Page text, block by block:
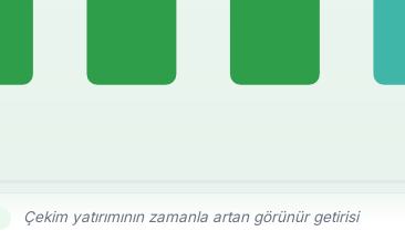
Çekim yatırımının zamanla artan görünür getirisi